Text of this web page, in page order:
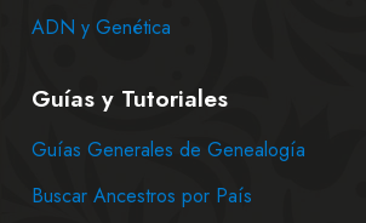
ADN y Genética
Guías y Tutoriales
Guías Generales de Genealogía
Buscar Ancestros por País